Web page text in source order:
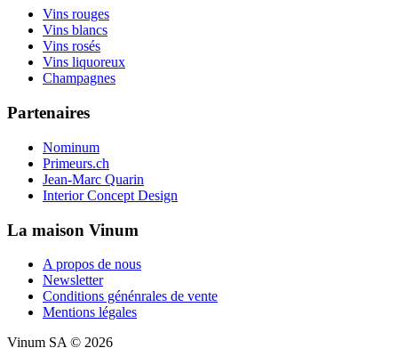
Vins rouges
Vins blancs
Vins rosés
Vins liquoreux
Champagnes
Partenaires
Nominum
Primeurs.ch
Jean-Marc Quarin
Interior Concept Design
La maison Vinum
A propos de nous
Newsletter
Conditions génénrales de vente
Mentions légales
Vinum SA © 2026